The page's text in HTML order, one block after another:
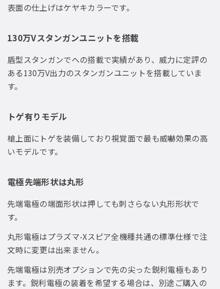
表面の仕上げはケヤキカラーです。
130万Vスタンガンユニットを搭載
盾型スタンガンでへの搭載で実績があり、威力に定評の
ある130万V出力のスタンガンユニットを搭載していま
す。
トゲ有りモデル
槍上面にトゲを装備しており視覚面で最も威嚇効果の高
いモデルです。
電極先端形状は丸形
先端電極の端面形状は押しても刺さらない丸形形状で
す。
丸形電極はプラズマ-Xスピア全機種共通の標準仕様で注
文時に変更は出来ません。
先端電極は別売オプションで先の尖った鋭利電極もあり
ます。鋭利電極の装着を希望する場合は、別途ご購入の